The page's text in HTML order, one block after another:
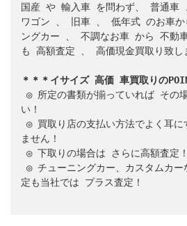
国産 や 輸入車 を問わず、 普通車
ワゴン
旧車 低年式 のお車か
ングカー
不調なお車 から 不動
も 高額査定 高価現金買取り致し
＊＊＊イサイズ 高価 車買取りの
◎ 所定の書類が揃っていれば その
い！
◎ 買取り店の支払い方法でよく耳に
ません！
◎ 下取りの場合は
さらに高額査定！
定も当社では プラス査定！